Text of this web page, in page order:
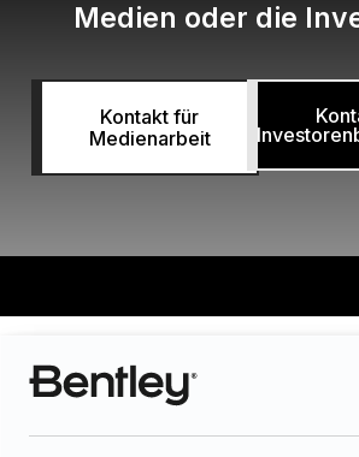
Medien oder die
Kontakt für
Medienarbeit